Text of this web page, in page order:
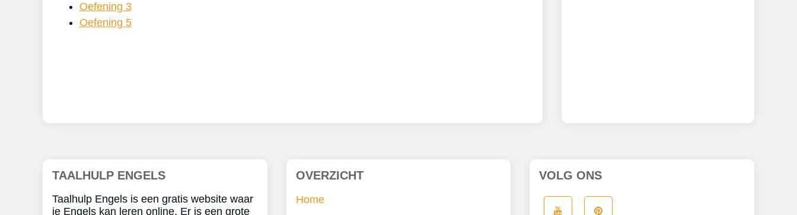
Oefening 3
Oefening 5
TAALHULP ENGELS
Taalhulp Engels is een gratis website waar
je Engels kan leren online. Er is een grote
OVERZICHT
Home
VOLG ONS